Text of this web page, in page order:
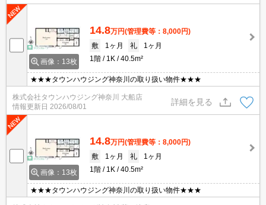
画像：13枚
14.8万円(管理費等：8,000円)
敷
1ヶ月 礼
1ヶ月
1階
1K 40.5m²
★★★タウンハウジング神奈川の取り扱い物件★★★
株式会社タウンハウジング神奈川 大船店
情報更新日 2026/08/01
詳細を見る
画像：13枚
14.8万円(管理費等：8,000円)
敷
1ヶ月 礼
1ヶ月
1階
1K 40.5m²
★★★タウンハウジング神奈川の取り扱い物件★★★